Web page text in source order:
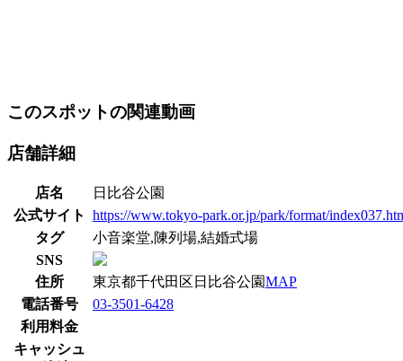
このスポットの関連動画
店舗詳細
店名
日比谷公園
公式サイト
https://www.tokyo-park.or.jp/park/format/
タグ
小音楽堂,陳列場,結婚式場
SNS
住所
東京都千代田区日比谷公園MAP
電話番号
03-3501-6428
利用料金
キャッシュ